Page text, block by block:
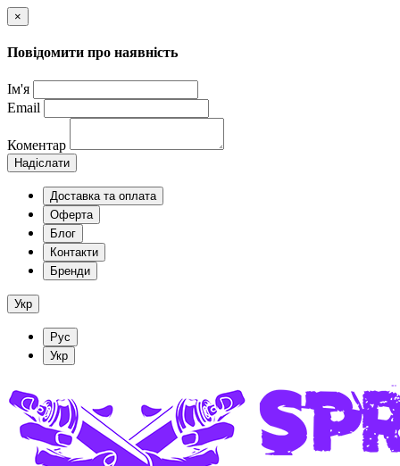
×
Повідомити про наявність
Ім'я
Email
Коментар
Надіслати
Доставка та оплата
Оферта
Блог
Контакти
Бренди
Укр
Рус
Укр